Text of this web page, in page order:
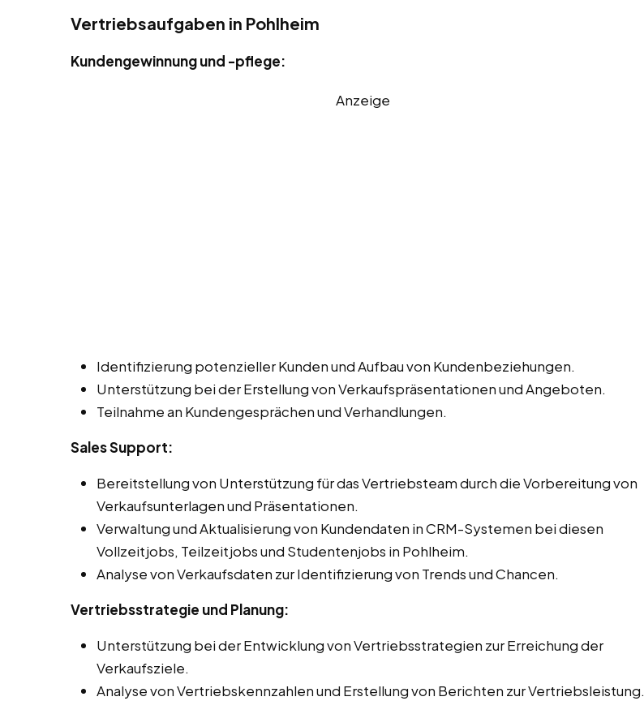
Vertriebsaufgaben in Pohlheim
Kundengewinnung und -pflege:
Anzeige
Identifizierung potenzieller Kunden und Aufbau von Kundenbeziehungen.
Unterstützung bei der Erstellung von Verkaufspräsentationen und Angeboten.
Teilnahme an Kundengesprächen und Verhandlungen.
Sales Support:
Bereitstellung von Unterstützung für das Vertriebsteam durch die Vorbereitung von
Verkaufsunterlagen und Präsentationen.
Verwaltung und Aktualisierung von Kundendaten in CRM-Systemen bei diesen
Vollzeitjobs, Teilzeitjobs und Studentenjobs in Pohlheim.
Analyse von Verkaufsdaten zur Identifizierung von Trends und Chancen.
Vertriebsstrategie und Planung:
Unterstützung bei der Entwicklung von Vertriebsstrategien zur Erreichung der
Verkaufsziele.
Analyse von Vertriebskennzahlen und Erstellung von Berichten zur Vertriebsleistung.